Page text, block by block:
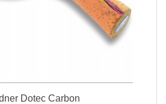
Dotec Carbon